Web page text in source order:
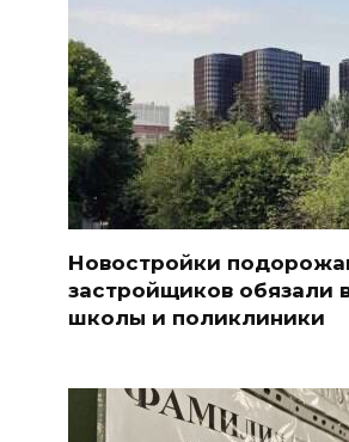
Новостройки
застройщиков обязали
школы и поликлиники